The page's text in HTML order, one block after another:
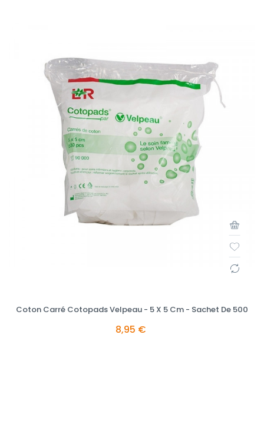
Coton Carré Cotopads Velpeau - 5 X 5 Cm - Sachet De 500
8,95 €